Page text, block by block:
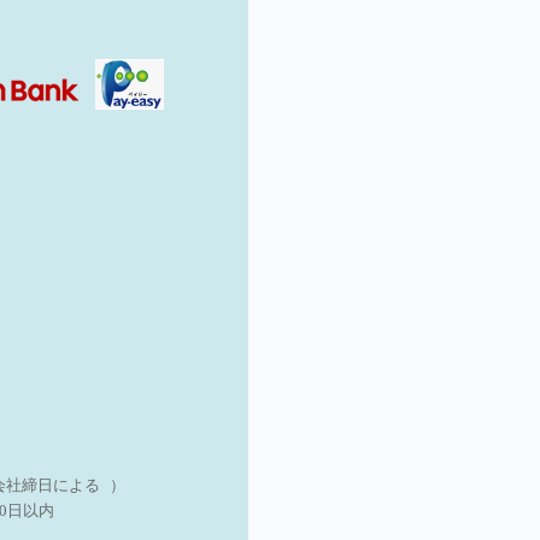
締日による ）
日以内